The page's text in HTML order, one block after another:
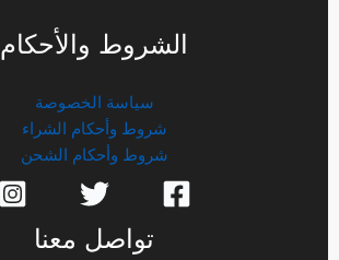
الشروط والأحكام
سياسة الخصوصة
شروط وأحكام الشراء
شروط وأحكام الشحن
تواصل معنا